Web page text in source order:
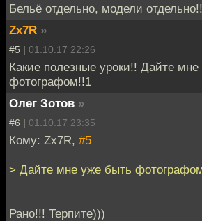
Бельё отдельно, модели отдельно!!
Zx7R »
#5 | 01.10.17 22:26
Какие полезные уроки!! Дайте
фотографом!!1
Олег Зотов »
#6 | 01.10.17 23:35
Кому: Zx7R, #5
> Дайте мне уже быть
Рано!!! Терпите)))